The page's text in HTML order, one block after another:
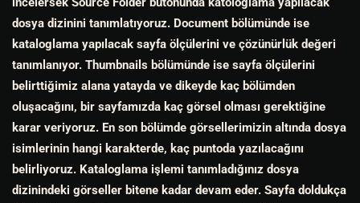
dosya dizinini tanımlatıyoruz. Document bölümünde ise
kataloglama yapılacak sayfa ölçülerini ve çözünürlük değeri
tanımlanıyor. Thumbnails bölümünde ise sayfa ölçülerini
belirttiğimiz alana yatayda ve dikeyde kaç bölümden
oluşacağını, bir sayfamızda kaç görsel olması gerektiğine
karar veriyoruz. En son bölümde görsellerimizin altında dosya
isimlerinin hangi karakterde, kaç puntoda yazılacağını
belirliyoruz. Kataloglama işlemi tanımladığınız dosya
dizinindeki görseller bitene kadar devam eder. Sayfa doldukça